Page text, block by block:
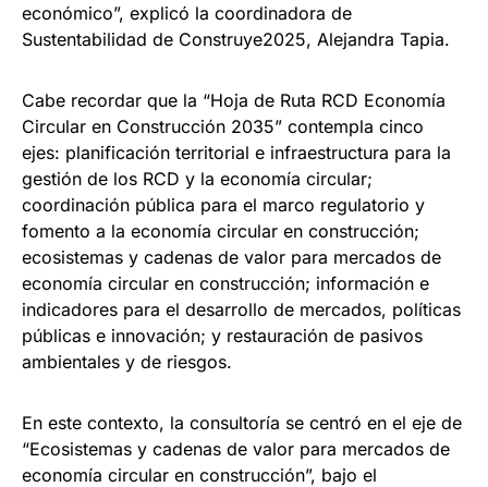
económico”, explicó la coordinadora de
Sustentabilidad de Construye2025, Alejandra Tapia.
Cabe recordar que la “Hoja de Ruta RCD Economía
Circular en Construcción 2035” contempla cinco
ejes: planificación territorial e infraestructura para la
gestión de los RCD y la economía circular;
coordinación pública para el marco regulatorio y
fomento a la economía circular en construcción;
ecosistemas y cadenas de valor para mercados de
economía circular en construcción; información e
indicadores para el desarrollo de mercados, políticas
públicas e innovación; y restauración de pasivos
ambientales y de riesgos.
En este contexto, la consultoría se centró en el eje de
“Ecosistemas y cadenas de valor para mercados de
economía circular en construcción”, bajo el